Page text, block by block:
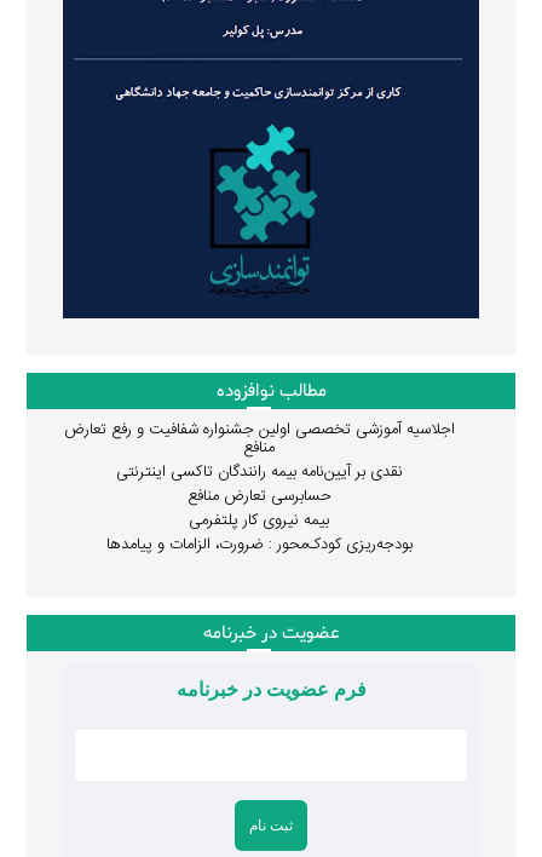
مطالب نوافزوده
اجلاسیه آموزشی تخصصی اولین جشنواره شفافیت و رفع تعارض
منافع
نقدی بر آیین‌نامه بیمه رانندگان تاکسی اینترنتی
حسابرسی تعارض منافع
بیمه نیروی کار پلتفرمی
بودجه‌ریزی کودک‌محور : ضرورت، الزامات و پیامدها
عضویت در خبرنامه
فرم عضویت در خبرنامه